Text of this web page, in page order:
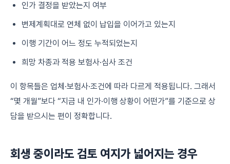
인가 결정을 받았는지 여부
변제계획대로 연체 없이 납입을 이어가고 있는지
이행 기간이 어느 정도 누적되었는지
희망 차종과 적용 보험사·심사 조건
이 항목들은 업체·보험사·조건에 따라 다르게 적용됩니다. 그래서
“몇 개월”보다 “지금 내 인가·이행 상황이 어떤가”를 기준으로 상
담을 받으시는 편이 정확합니다.
회생 중이라도 검토 여지가 넓어지는 경우